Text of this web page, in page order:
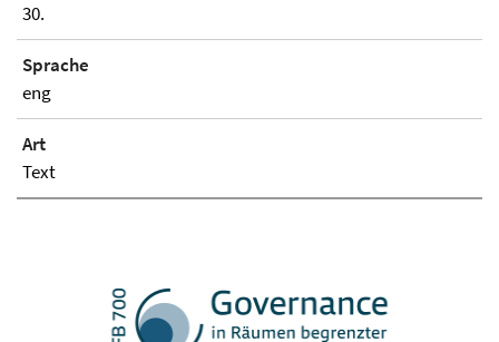
30.
Sprache
eng
Art
Text